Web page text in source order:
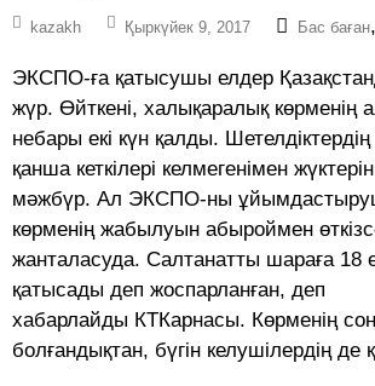
kazakh Қыркүйек 9, 2017 Бас баған,
ЭКСПО-ға қатысушы елдер
жүр. Өйткені, халықаралық көрменің
небары екі күн қалды.
қанша кеткілері келмегенімен
мәжбүр. Ал ЭКСПО-ны
көрменің жабылуын абыроймен
жанталасуда. Салтанатты шараға 18
қатысады деп жоспарланған, деп
хабарлайды КТКарнасы. Көрменің
болғандықтан, бүгін келушілердің де